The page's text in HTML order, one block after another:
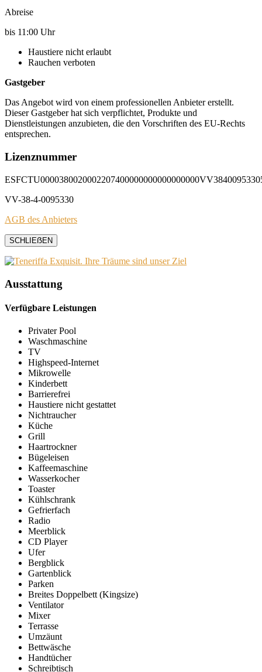
Abreise
bis 11:00 Uhr
Haustiere nicht erlaubt
Rauchen verboten
Gastgeber
Das Angebot wird von einem professionellen Anbieter erstellt.
Dieser Gastgeber hat sich verpflichtet, Produkte und
Dienstleistungen anzubieten, die den Vorschriften des EU-Rechts
entsprechen.
Lizenznummer
VV-38-4-0095330
AGB des Anbieters
SCHLIEẞEN
Ausstattung
Verfügbare Leistungen
Privater Pool
Waschmaschine
TV
Highspeed-Internet
Mikrowelle
Kinderbett
Barrierefrei
Haustiere nicht gestattet
Nichtraucher
Küche
Grill
Haartrockner
Bügeleisen
Kaffeemaschine
Wasserkocher
Toaster
Kühlschrank
Gefrierfach
Radio
Meerblick
CD Player
Ufer
Bergblick
Gartenblick
Parken
Breites Doppelbett (Kingsize)
Ventilator
Mixer
Terrasse
Umzäunt
Bettwäsche
Handtücher
Schreibtisch